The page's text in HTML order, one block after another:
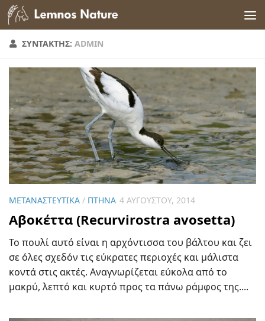
Skip to content
ΣΥΝΤΆΚΤΗΣ: ADMIN
ΜΕΤΑΝΑΣΤΕΥΤΙΚΆ / ΠΤΗΝΆ 4 ΑΥΓΟΎΣΤΟΥ, 2014
Αβοκέττα (Recurvirostra avosetta)
Το πουλί αυτό είναι η αρχόντισσα του βάλτου και ζει
σε όλες σχεδόν τις εύκρατες περιοχές και μάλιστα
κοντά στις ακτές. Αναγνωρίζεται εύκολα από το
μακρύ, λεπτό και κυρτό προς τα πάνω ράμφος της....